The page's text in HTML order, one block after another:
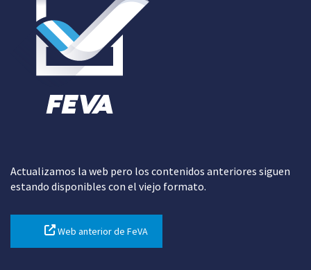
Actualizamos la web pero los contenidos anteriores siguen
estando disponibles con el viejo formato.
Web anterior de FeVA